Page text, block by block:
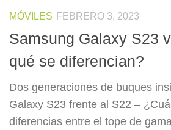
MÓVILES FEBRERO 3, 2023
Samsung Galaxy S23
qué se diferencian?
Dos generaciones de buques
Galaxy S23 frente al S22 –
diferencias entre el tope de